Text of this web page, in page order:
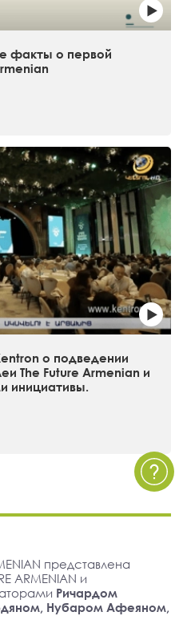
факты о первой
о подведении
The Future Armenian и
инициативы.
представлена
ARMENIAN и
Ричардом
Нубаром Афеяном,